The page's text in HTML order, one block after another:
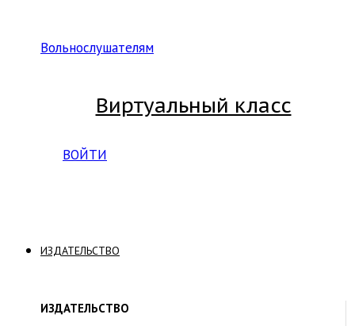
Вольнослушателям
Виртуальный класс
ВОЙТИ
ИЗДАТЕЛЬСТВО
ИЗДАТЕЛЬСТВО